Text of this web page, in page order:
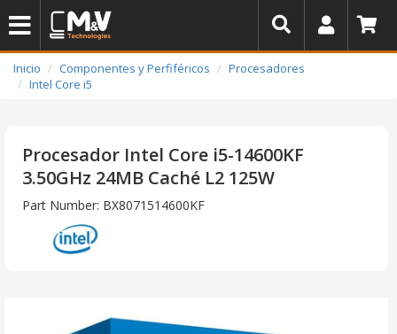
Inicio Componentes y Perfiféricos
Procesadores
Intel Core i5
Procesador Intel Core i5-14600KF
3.50GHz 24MB Caché L2 125W
Part Number: BX8071514600KF